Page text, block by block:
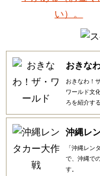
おきな
おきなわ！
ワールド文
ろを紹介す
沖縄レ
「沖縄レン
で、沖縄で
す。